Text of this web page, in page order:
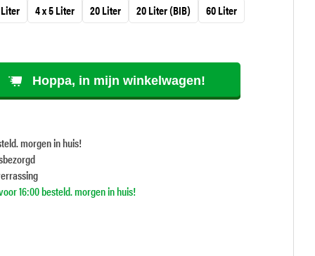
4 x 5 Liter 20 Liter 20 Liter (BIB)
60 Liter
Hoppa, in mijn winkelwagen!
morgen in huis!
16:00 besteld. morgen in huis!